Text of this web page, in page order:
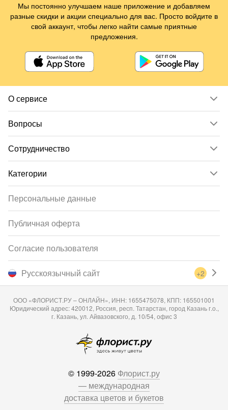
О сервисе
Вопросы
Сотрудничество
Категории
Русскоязычный сайт +2
Персональные данные
Публичная оферта
Согласие пользователя
ООО «ФЛОРИСТ.РУ – ОНЛАЙН», ИНН: 1655475078, КПП: 165501001
Юридический адрес: 420012, Россия, респ. Татарстан, город Казань г.о.,
г. Казань, ул. Айвазовского, д. 10/54, офис 3
© 1999-2026 Флорист.ру
— международная
доставка цветов и букетов
Мы постоянно улучшаем наше приложение и добавляем
разные скидки и акции специально для вас. Просто войдите в
свой аккаунт, чтобы легко найти самые приятные
предложения.